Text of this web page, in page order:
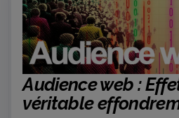
Audience web :
véritable